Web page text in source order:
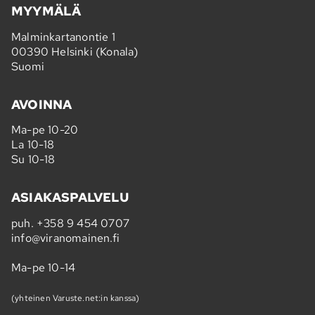
MYYMÄLÄ
Malminkartanontie 1
00390 Helsinki (Konala)
Suomi
AVOINNA
Ma-pe 10-20
La 10-18
Su 10-18
ASIAKASPALVELU
puh. +358 9 454 0707
info@viranomainen.fi
Ma-pe 10-14
(yhteinen Varuste.net:in kanssa)